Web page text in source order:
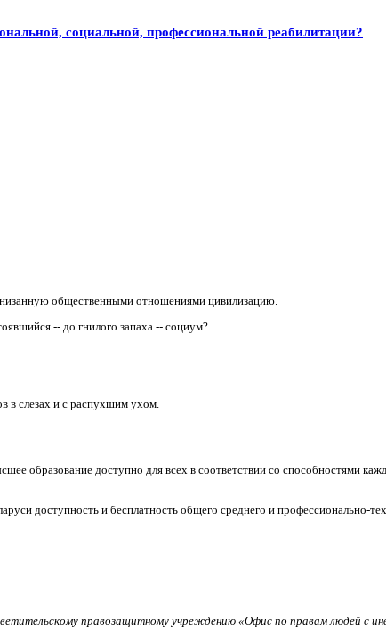
социальной, профессиональной реабилитации?
общественными отношениями цивилизацию.
-- до гнилого запаха -- социум?
в слезах и с распухшим ухом.
образование доступно для всех в соответствии со способностями
доступность и бесплатность общего среднего и профессионально-
правозащитному учреждению «Офис по правам людей с